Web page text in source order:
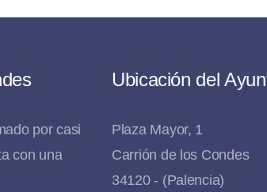
por casi
con una
Ubicación del
Plaza Mayor, 1
Carrión de los Condes
34120 - (Palencia)